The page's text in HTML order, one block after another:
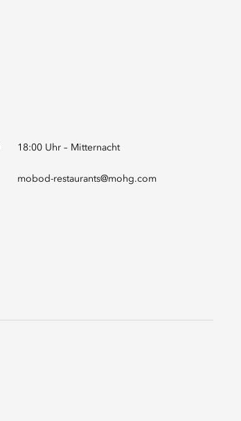
18:00 Uhr – Mitternacht
mobod-restaurants@mohg.com